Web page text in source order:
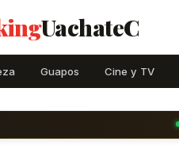
UachateC
Guapos Cine y TV